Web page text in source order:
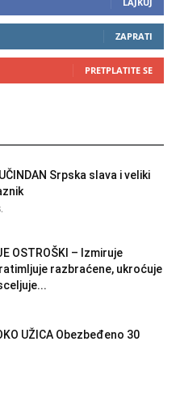
ZAPRATI
PRETPLATITE SE
Srpska slava i veliki
OSTROŠKI – Izmiruje
razbraćene, ukroćuje
UŽICA Obezbeđeno 30